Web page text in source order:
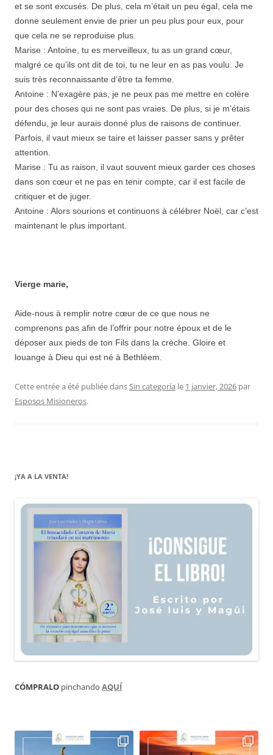
et se sont excusés. De plus, cela m’était un peu égal, cela me
donne seulement envie de prier un peu plus pour eux, pour
que cela ne se reproduise plus.
Marise : Antoine, tu es merveilleux, tu as un grand cœur,
malgré ce qu’ils ont dit de toi, tu ne leur en as pas voulu. Je
suis très reconnaissante d’être ta femme.
Antoine : N’exagère pas, je ne peux pas me mettre en colère
pour des choses qui ne sont pas vraies. De plus, si je m’étais
défendu, je leur aurais donné plus de raisons de continuer.
Parfois, il vaut mieux se taire et laisser passer sans y prêter
attention.
Marise : Tu as raison, il vaut souvent mieux garder ces choses
dans son cœur et ne pas en tenir compte, car il est facile de
critiquer et de juger.
Antoine : Alors sourions et continuons à célébrer Noël, car c’est
maintenant le plus important.
Vierge marie,
Aide-nous à remplir notre cœur de ce que nous ne
comprenons pas afin de l’offrir pour notre époux et de le
déposer aux pieds de ton Fils dans la crèche. Gloire et
louange à Dieu qui est né à Bethléem.
Cette entrée a été publiée dansSin categoría le 1 janvier, 2026 par
Esposos Misioneros.
¡YA A LA VENTA!
CÓMPRALO pinchando AQUÍ